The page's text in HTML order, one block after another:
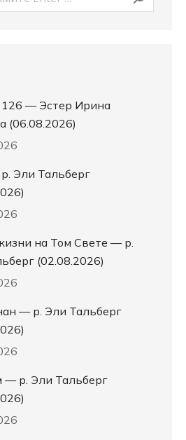
— Эстер Ирина
(06.08.2026)
Эли Тальберг
на Том Свете — р.
(02.08.2026)
— р. Эли Тальберг
— р. Эли Тальберг